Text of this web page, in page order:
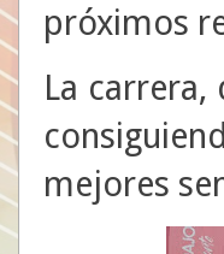
próximos
La
mejores